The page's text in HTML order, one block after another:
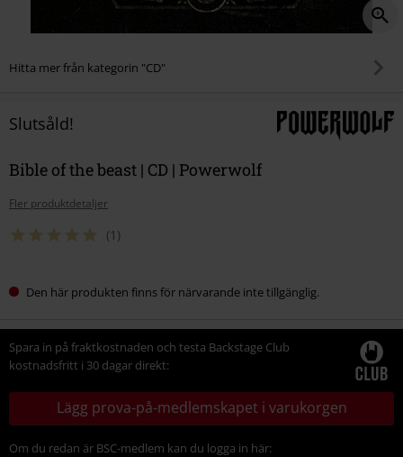
Hitta mer från kategorin "CD"
Slutsåld!
Bible of the beast | CD | Powerwolf
Fler produktdetaljer
(1)
Den här produkten finns för närvarande inte tillgänglig.
Spara in på fraktkostnaden och testa Backstage Club
kostnadsfritt i 30 dagar direkt:
Lägg prova-på-medlemskapet i varukorgen
Om du redan är BSC-medlem kan du logga in här: